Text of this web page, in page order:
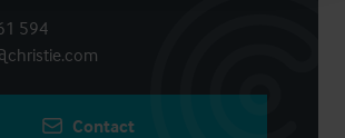
594
Contact